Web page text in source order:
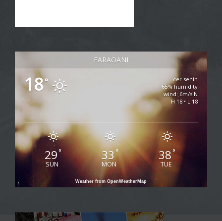
FARAOANI
18°
cer senin
65% humidity
wind: 6m/s N
H 18 • L 18
29°
SUN
33°
MON
38°
TUE
Weather from OpenWeatherMap